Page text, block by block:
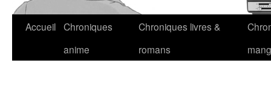
Accueil Chroniques
anime
Chroniques livres &
romans